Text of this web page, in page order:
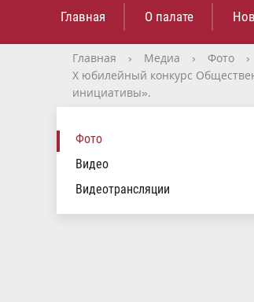
Главная О палате
Главная › Медиа › Фото
›
Х юбилейный конкурс
инициативы».
Фото
Видео
Видеотрансляции